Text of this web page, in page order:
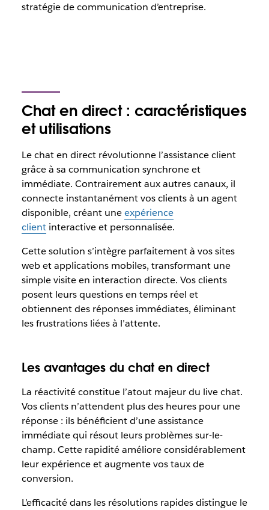
stratégie de communication d’entreprise.
Chat en direct : caractéristiques
et utilisations
Le chat en direct révolutionne l’assistance client
grâce à sa communication synchrone et
immédiate. Contrairement aux autres canaux, il
connecte instantanément vos clients à un agent
disponible, créant uneexpérience
clientinteractive et personnalisée.
Cette solution s’intègre parfaitement à vos sites
web et applications mobiles, transformant une
simple visite en interaction directe. Vos clients
posent leurs questions en temps réel et
obtiennent des réponses immédiates, éliminant
les frustrations liées à l’attente.
Les avantages du chat en direct
La réactivité constitue l’atout majeur du live chat.
Vos clients n’attendent plus des heures pour une
réponse : ils bénéficient d’une assistance
immédiate qui résout leurs problèmes sur-le-
champ. Cette rapidité améliore considérablement
leur expérience et augmente vos taux de
conversion.
L’efficacité dans les résolutions rapides distingue le